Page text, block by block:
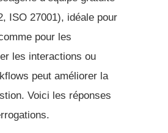
ISO 27001), idéale pour
pour les
les interactions ou
peut améliorer la
Voici les réponses